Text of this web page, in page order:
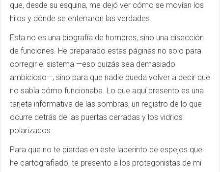
que, desde su esquina, me dejó ver cómo se movían los
hilos y dónde se enterraron las verdades.
Esta no es una biografía de hombres, sino una disección
de funciones. He preparado estas páginas no solo para
corregir el sistema —eso quizás sea demasiado
ambicioso—, sino para que nadie pueda volver a decir que
no sabía cómo funcionaba. Lo que aquí presento es una
tarjeta informativa de las sombras, un registro de lo que
ocurre detrás de las puertas cerradas y los vidrios
polarizados.
Para que no te pierdas en este laberinto de espejos que
he cartografiado, te presento a los protagonistas de mi